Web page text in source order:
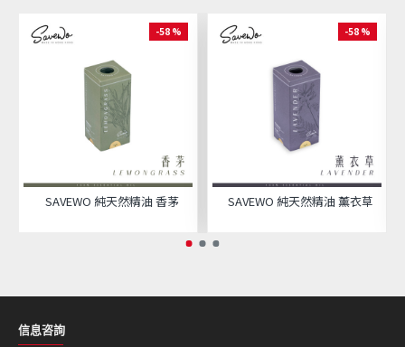
-58 %
SAVEWO 純天然精油 香茅
-58 %
SAVEWO 純天然精油 薰衣草
信息咨詢